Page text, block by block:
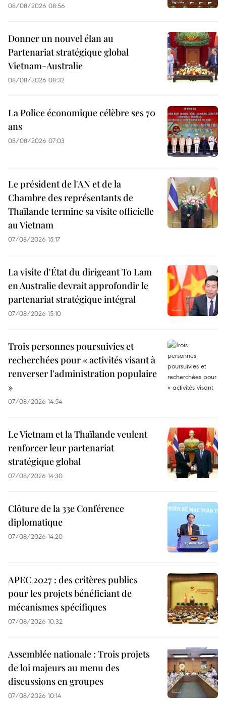
08/08/2026 08:56
Donner un nouvel élan au
Partenariat stratégique global
Vietnam-Australie
08/08/2026 08:32
La Police économique célèbre ses 70
ans
08/08/2026 07:03
Le président de l'AN et de la
Chambre des représentants de
Thaïlande termine sa visite officielle
au Vietnam
07/08/2026 15:17
La visite d'État du dirigeant To Lam
en Australie devrait approfondir le
partenariat stratégique intégral
07/08/2026 15:10
Trois personnes poursuivies et
recherchées pour « activités visant à
renverser l'administration populaire
»
07/08/2026 14:54
Le Vietnam et la Thaïlande veulent
renforcer leur partenariat
stratégique global
07/08/2026 14:30
Clôture de la 33e Conférence
diplomatique
07/08/2026 14:20
APEC 2027 : des critères publics
pour les projets bénéficiant de
mécanismes spécifiques
07/08/2026 10:32
Assemblée nationale : Trois projets
de loi majeurs au menu des
discussions en groupes
07/08/2026 10:14